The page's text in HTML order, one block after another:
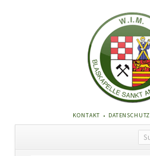
NAVIGATION
ÜBERSPRINGEN
KONTAKT DATENSCHUTZ